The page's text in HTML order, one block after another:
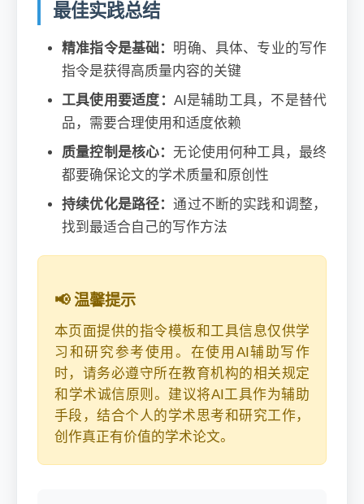
最佳实践总结
精准指令是基础： 明确、具体、专业的写作
指令是获得高质量内容的关键
工具使用要适度： AI是辅助工具，不是替代
品，需要合理使用和适度依赖
质量控制是核心：无论使用何种工具，最终
都要确保论文的学术质量和原创性
持续优化是路径：通过不断的实践和调整，
找到最适合自己的写作方法
📢 温馨提示
本页面提供的指令模板和工具信息仅供学
习和研究参考使用。在使用AI辅助写作
时，请务必遵守所在教育机构的相关规定
和学术诚信原则。建议将AI工具作为辅助
手段，结合个人的学术思考和研究工作，
创作真正有价值的学术论文。